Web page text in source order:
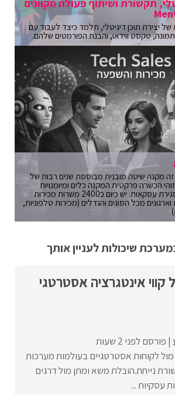
תקשורת ושיתוף פעולה מקוונים
יצירת תוכן דיגיטלי, תלמד כיצד לעבוד עם
תמונה, טקסט ווידאו, והבנת הפורמטים שלהם.
מקנה שיטה מובנית מבוססת שנים רבות של
הכשרה פרקטית המקנה כלים ומיומנויות
לטיפול בהתנגדויות וסגירת עסקאות. יש כיום כ2400 משרות מכירות
מכל הסוגים והגדלים (מכירות טלפוניות,
שיכולות לעניין אותך
אינטגרציה אסטרטגי
פורסם לפני 2 שעות
מול לקוחות אסטרטגיים בעולמות מערכות
נייחת.הובלת משא ומתן מול דרגים
עסקיות ...